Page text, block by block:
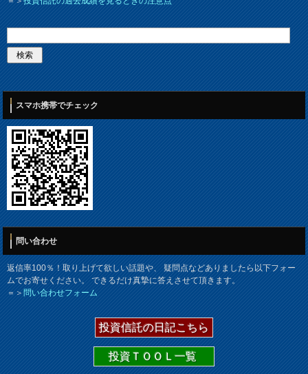
スマホ携帯でチェック
問い合わせ
返信率100％！取り上げて欲しい話題や、 疑問点などありましたら以下フォー
ムでお寄せください。 できるだけ真摯に答えさせて頂きます。
＝＞問い合わせフォーム
投資信託の日記こちら
投資ＴＯＯＬ一覧